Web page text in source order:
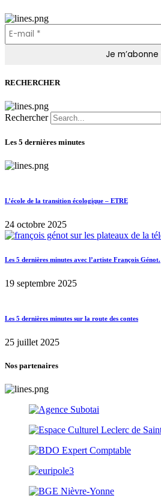
RECHERCHER
Rechercher
Les 5 dernières minutes
L’école de la transition écologique – ETRE
24 octobre 2025
Les 5 dernières minutes avec l’artiste François Génot.
19 septembre 2025
Les 5 dernières minutes sur la route des contes
25 juillet 2025
Nos partenaires